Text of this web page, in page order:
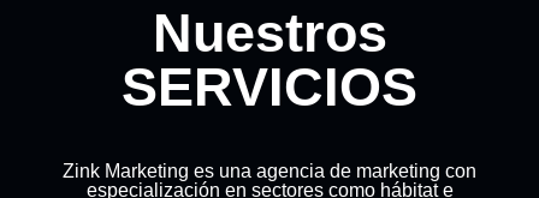
Nuestros
SERVICIOS
Zink Marketing es una agencia de marketing con
especialización en sectores como hábitat e